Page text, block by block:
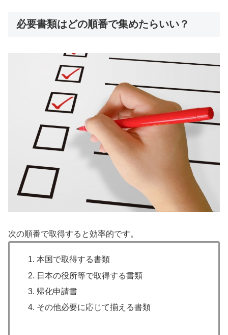
必要書類はどの順番で集めたらいい？
次の順番で取得すると効率的です。
本国で取得する書類
日本の役所等で取得する書類
帰化申請書
その他必要に応じて揃える書類